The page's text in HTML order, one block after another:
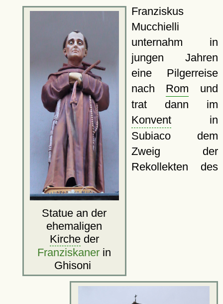
Statue an der
ehemaligen
Kircheder
Franziskaner in
Ghisoni
Franziskus
Mucchielli
unternahm in
jungen Jahren
eine Pilgerreise
nach Rom und
trat dann im
Konventin
Subiaco dem
Zweig der
Rekollekten des